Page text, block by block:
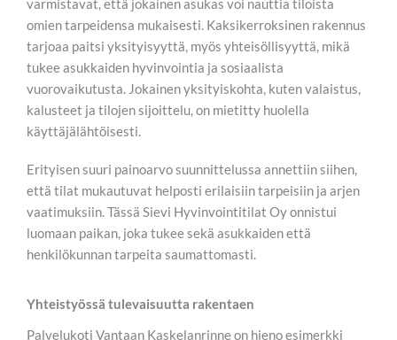
varmistavat, että jokainen asukas voi nauttia tiloista
omien tarpeidensa mukaisesti. Kaksikerroksinen rakennus
tarjoaa paitsi yksityisyyttä, myös yhteisöllisyyttä, mikä
tukee asukkaiden hyvinvointia ja sosiaalista
vuorovaikutusta. Jokainen yksityiskohta, kuten valaistus,
kalusteet ja tilojen sijoittelu, on mietitty huolella
käyttäjälähtöisesti.
Erityisen suuri painoarvo suunnittelussa annettiin siihen,
että tilat mukautuvat helposti erilaisiin tarpeisiin ja arjen
vaatimuksiin. Tässä Sievi Hyvinvointitilat Oy onnistui
luomaan paikan, joka tukee sekä asukkaiden että
henkilökunnan tarpeita saumattomasti.
Yhteistyössä tulevaisuutta rakentaen
Palvelukoti Vantaan Kaskelanrinne on hieno esimerkki